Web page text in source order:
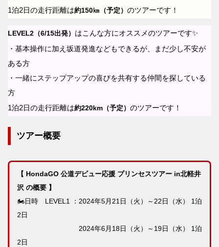
1泊2日の走行距離は約150㎞（予定） のツアーです！
LEVEL2（6/15出発） はこんな方にオススメのツアーです✨
・基本操作に加え坂道発進などもできるが、まだ少し不安が
ある方
・一緒にステップアップの喜びを共有する仲間を探している
方
1泊2日の走行距離は約220km（予定） のツアーです！
ツアー概要
【 HondaGO 公道デビュー応援 プリンセスツアー in北軽井
沢 の概要 】
🏍日時 LEVEL1 ：2024年5月21日（火）～22日（水） 1泊
2日
2024年6月18日（火）～19日（水） 1泊
2日